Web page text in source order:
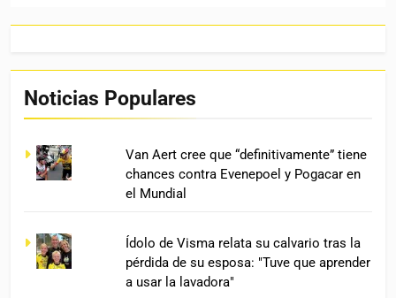
Noticias Populares
Van Aert cree que “definitivamente” tiene
chances contra Evenepoel y Pogacar en
el Mundial
Ídolo de Visma relata su calvario tras la
pérdida de su esposa: "Tuve que aprender
a usar la lavadora"